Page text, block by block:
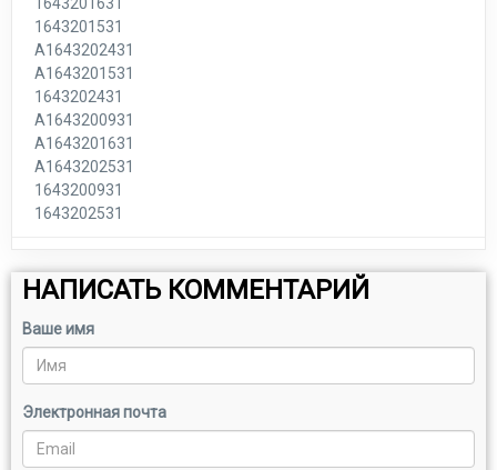
1643201531
A1643202431
A1643201531
1643202431
A1643200931
A1643201631
A1643202531
1643200931
1643202531
НАПИСАТЬ КОММЕНТАРИЙ
Ваше имя
Электронная почта